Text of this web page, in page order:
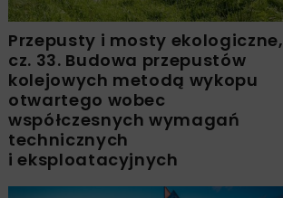
Przepusty i mosty ekologiczne,
cz. 33. Budowa przepustów
kolejowych metodą wykopu
otwartego wobec
współczesnych wymagań
technicznych
i eksploatacyjnych